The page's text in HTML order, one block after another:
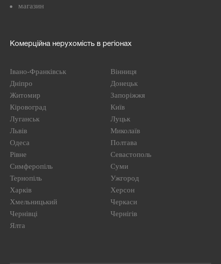
магазин
Комерційна нерухомість в регіонах
Івано-Франківськ
Вінниця
Дніпро
Донецьк
Житомир
Запоріжжя
Кіровоград
Київ
Луганськ
Луцьк
Львів
Миколаїв
Одеса
Полтава
Рівне
Севастополь
Симферопіль
Суми
Тернопіль
Ужгород
Харків
Херсон
Хмельницький
Черкаси
Чернівці
Чернігів
Ялта